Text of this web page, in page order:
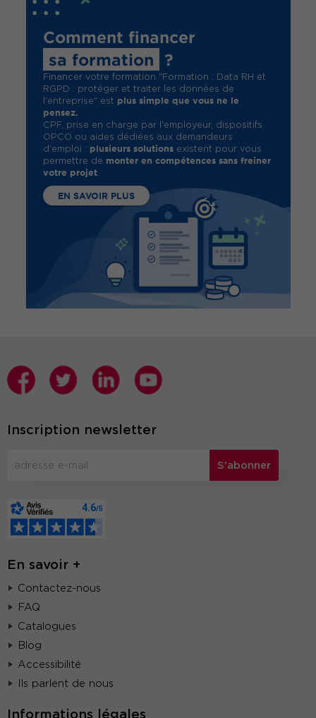
Comment financer
sa formation
?
Financer votre formation "Formation : Data RH et
RGPD : protéger et traiter les données de
l'entreprise" est plus simple que vous ne le
pensez.
CPF, prise en charge par l'employeur, dispositifs
OPCO ou aides dédiées aux demandeurs
d'emploi : plusieurs solutionsexistent pour vous
permettre de monter en compétences sans freiner
votre projet.
EN SAVOIR PLUS
Inscription newsletter
S'abonner
En savoir +
Contactez-nous
FAQ
Catalogues
Blog
Accessibilité
Ils parlent de nous
Informations légales